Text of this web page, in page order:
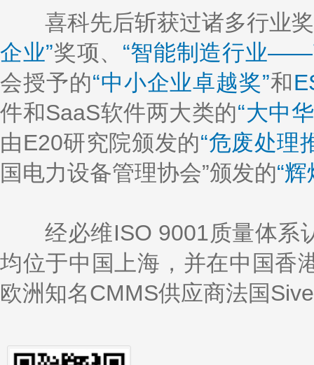
喜科先后斩获过诸多行业奖
企业”奖项、 “智能制造行业——
会授予的“中小企业卓越奖”和
件和SaaS软件两大类的“大中
由E20研究院颁发的“危废处理
国电力设备管理协会”颁发的“
经必维ISO 9001质量体系
均位于中国上海，并在中国香
欧洲知名CMMS供应商法国